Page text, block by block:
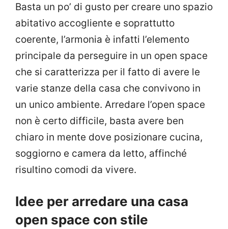
Basta un po’ di gusto per creare uno spazio
abitativo accogliente e soprattutto
coerente, l’armonia è infatti l’elemento
principale da perseguire in un open space
che si caratterizza per il fatto di avere le
varie stanze della casa che convivono in
un unico ambiente. Arredare l’open space
non è certo difficile, basta avere ben
chiaro in mente dove posizionare cucina,
soggiorno e camera da letto, affinché
risultino comodi da vivere.
Idee per arredare una casa
open space con stile